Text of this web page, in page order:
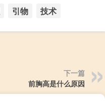
引物 技术
下一篇
前胸高是什么原因